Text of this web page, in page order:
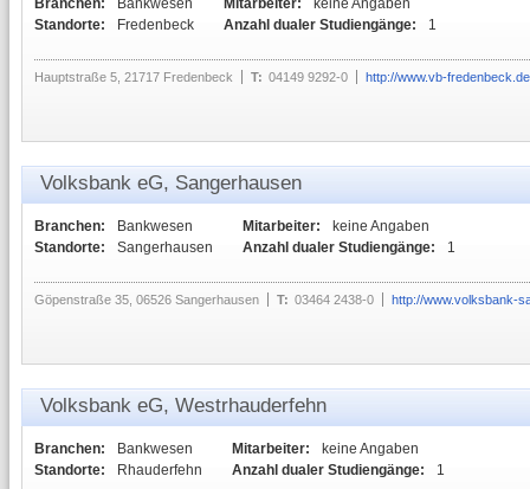
Branchen:
Bankwesen
Standorte:
Fredenbeck
Mitarbeiter:
keine Angaben
Anzahl dualer Studiengänge:
1
Hauptstraße 5, 21717 Fredenbeck T: 04149 9292-0 http://www.vb-fredenbeck.de
Volksbank eG, Sangerhausen
Branchen:
Bankwesen
Standorte:
Sangerhausen
Mitarbeiter:
keine Angaben
Anzahl dualer Studiengänge:
1
Göpenstraße 35, 06526 Sangerhausen T: 03464 2438-0 http://www.volksbank-
Volksbank eG, Westrhauderfehn
Branchen:
Bankwesen
Standorte:
Rhauderfehn
Mitarbeiter:
keine Angaben
Anzahl dualer Studiengänge:
1